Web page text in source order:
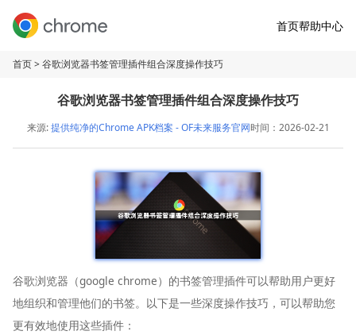
首页帮助中心
首页> 谷歌浏览器书签管理插件组合深度操作技巧
谷歌浏览器书签管理插件组合深度操作技巧
来源:提供纯净的Chrome APK档案 - OF未来服务官网时间：2026-02-21
谷歌浏览器（google chrome）的书签管理插件可以帮助用户更好
地组织和管理他们的书签。以下是一些深度操作技巧，可以帮助您
更有效地使用这些插件：